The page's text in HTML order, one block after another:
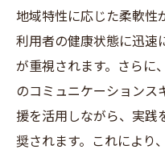
地域特性に応じた柔軟性
利用者の健康状態に迅速
が重視されます。さらに
のコミュニケーションス
援を活用しながら、実践
奨されます。これにより